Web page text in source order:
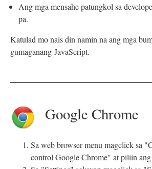
Ang mga mensahe patungkol sa
pa.
Katulad mo nais din namin na ang mga
gumaganang-JavaScript.
Google Chrome
Sa web browser menu magclick sa
control Google Chrome" at piliin